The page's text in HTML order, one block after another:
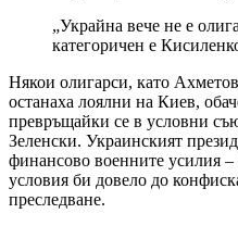
„Украйна вече не е
категоричен е
Някои олигарси, като
останаха лоялни на Киев,
превръщайки се в условни
Зеленски. Украинският
финансово военните усилия –
условия би довело до
преследване.